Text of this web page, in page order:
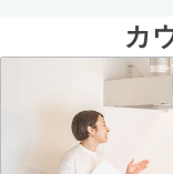
カ